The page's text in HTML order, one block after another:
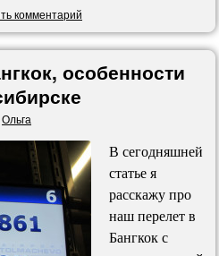
комментарий
особенности
Ольга
В сегодняшней
статье я
расскажу про
наш перелет в
Бангкок с